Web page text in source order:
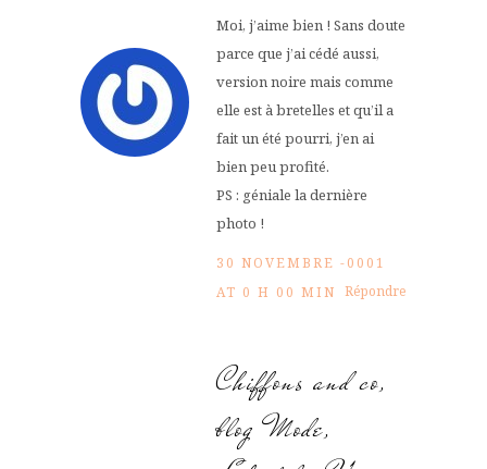
Moi, j’aime bien ! Sans doute
parce que j’ai cédé aussi,
version noire mais comme
elle est à bretelles et qu’il a
fait un été pourri, j’en ai
bien peu profité.
PS : géniale la dernière
photo !
30 NOVEMBRE -0001
AT 0 H 00 MIN Répondre
Chiffons and co,
blog Mode,